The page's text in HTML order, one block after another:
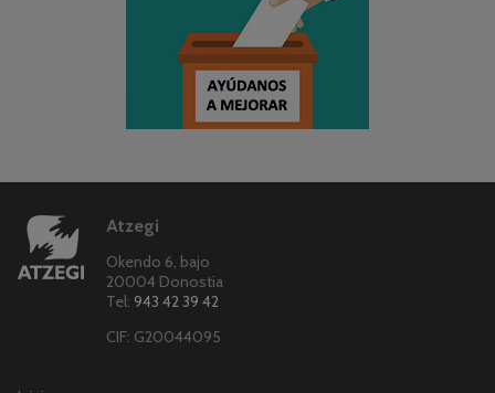
Atzegi
Okendo 6, bajo
20004 Donostia
Tel: 943 42 39 42
CIF: G20044095